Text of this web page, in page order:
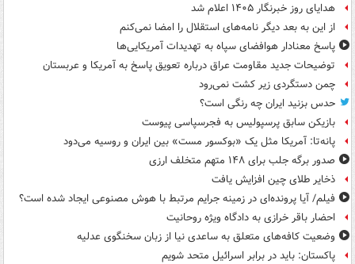
هدایای روز خبرنگار ۱۴۰۵ اعلام شد
از این به بعد دیگر نامه‌های استقلال را امضا نمی‌کنم
پاسخ معنادار هوافضای سپاه به تهدیدات آمریکایی‌ها
توضیحات جدید مقاومت عراق درباره تعویق پاسخ به آمریکا و عربستان
چمن دستگردی زیر کشت نمی‌رود
حدس بزنید ایران چه رنگی است؟
بازیکن سابق پرسپولیس به فجرسپاسی پیوست
پانه‌تا: آمریکا مثل یک «بوکسور مست» بین ایران و روسیه می‌دود
صدور برگه جلب برای ۱۴۸ متهم متخلف ارزی
ذخایر طلای چین افزایش یافت
فیلم/ آیا پرونده‌ای در زمینه جرایم مرتبط با هوش مصنوعی ایجاد شده است؟
احضار باقر خرازی به دادگاه ویژه روحانیت
وضعیت کافه‌های متعلق به ساعدی نیا از زبان سخنگوی عدلیه
پاکستان: باید در برابر اسرائیل متحد شویم